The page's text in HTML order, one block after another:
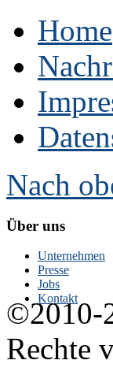
Home
Nach
Über uns
Unternehmen
Presse
Jobs
Kontakt
©2010-
Rechte